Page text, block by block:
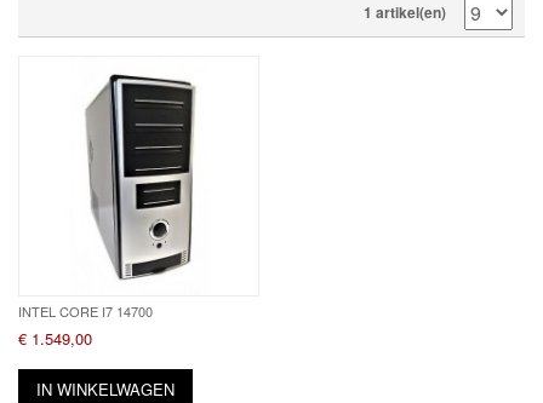
1 artikel(en)
INTEL CORE I7 14700
€ 1.549,00
IN WINKELWAGEN